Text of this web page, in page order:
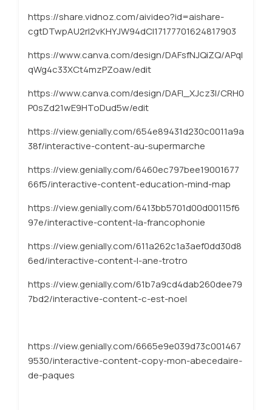
https://share.vidnoz.com/aivideo?id=aishare-
cgtDTwpAU2rl2vKHYJW94dCI17177701624817903
https://www.canva.com/design/DAFsfNJQiZQ/APqI
qWg4c33XCt4mzPZoaw/edit
https://www.canva.com/design/DAFl_XJcz3I/CRH0
P0sZd21wE9HToDud5w/edit
https://view.genially.com/654e89431d230c0011a9a
38f/interactive-content-au-supermarche
https://view.genially.com/6460ec797bee19001677
66f5/interactive-content-education-mind-map
https://view.genially.com/6413bb5701d00d00115f6
97e/interactive-content-la-francophonie
https://view.genially.com/611a262c1a3aef0dd30d8
6ed/interactive-content-l-ane-trotro
https://view.genially.com/61b7a9cd4dab260dee79
7bd2/interactive-content-c-est-noel
https://view.genially.com/6665e9e039d73c001467
9530/interactive-content-copy-mon-abecedaire-
de-paques